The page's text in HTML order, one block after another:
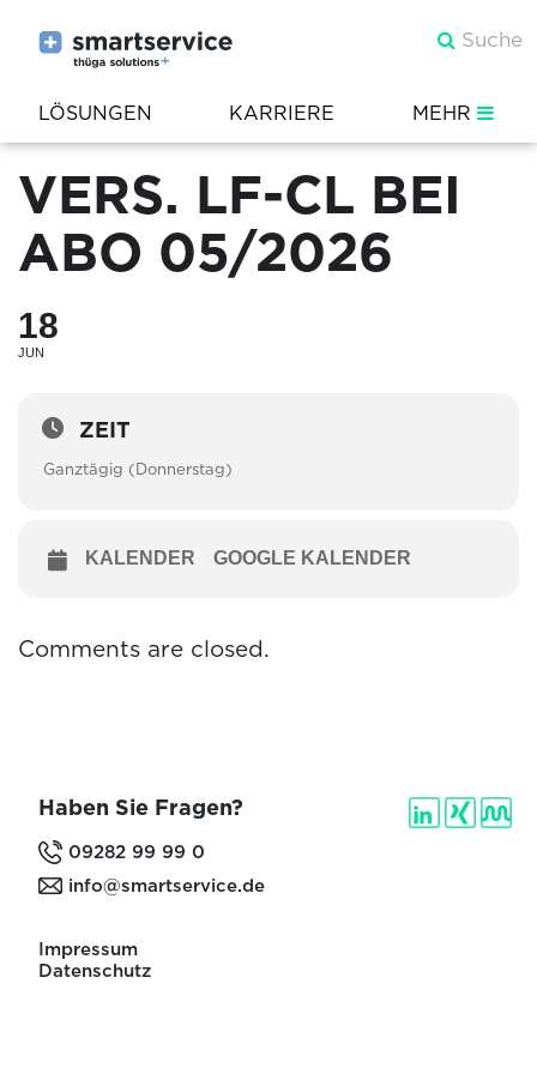
LÖSUNGEN KARRIERE MEHR
VERS. LF-CL BEI
ABO 05/2026
18
JUN
ZEIT
Ganztägig (Donnerstag)
KALENDER GOOGLE KALENDER
Comments are closed.
Haben Sie Fragen?
09282 99 99 0
info@smartservice.de
Impressum
Datenschutz